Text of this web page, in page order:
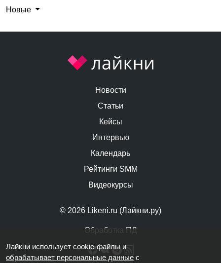
Новые
© 2026 Likeni.ru (Лайкни.ру)
Обработка ПД
Новости
Статьи
Кейсы
Интервью
Календарь
Рейтинги SMM
Видеокурсы
Лайкни использует cookie-файлы и
обрабатывает персональные данные с